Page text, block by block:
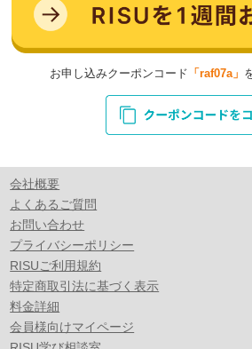
お申し込みクーポンコード 「raf07a」
会社概要
よくあるご質問
お問い合わせ
プライバシーポリシー
RISUご利用規約
特定商取引法に基づく表示
料金詳細
会員様向けマイページ